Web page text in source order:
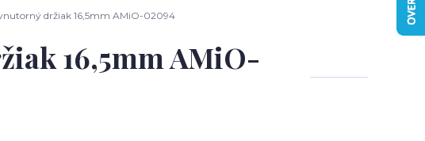
držiak 16,5mm AMiO-02094
16,5mm AMiO-